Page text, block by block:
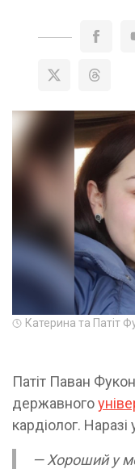
Катерина та Патіт
Патіт Паван
державного
кардіолог. Наразі
— Хороший у